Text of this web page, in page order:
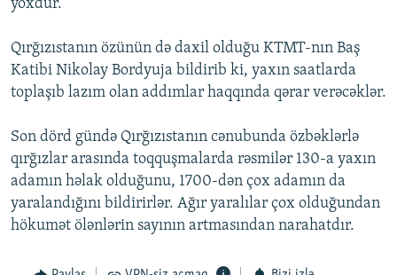
XƏBƏR BÜLLETENLƏRIMIZ
yoxdur.
Qırğızıstanın özünün də daxil olduğu KTMT-nın Baş
Katibi Nikolay Bordyuja bildirib ki, yaxın saatlarda
toplaşıb lazım olan addımlar haqqında qərar verəcəklər.
Son dörd gündə Qırğızıstanın cənubunda özbəklərlə
qırğızlar arasında toqquşmalarda rəsmilər 130-a yaxın
adamın həlak olduğunu, 1700-dən çox adamın da
yaralandığını bildirirlər. Ağır yaralılar çox olduğundan
hökumət ölənlərin sayının artmasından narahatdır.